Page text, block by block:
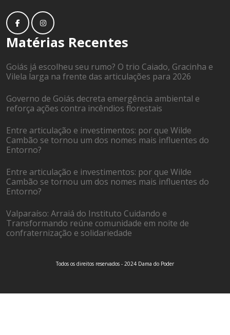
Matérias Recentes
Goiás já escolheu seu rumo? O trio Caiado, Gracinha e
Vilela larga na frente das articulações para 2026
Governo de Goiás decreta emergência ambiental e
reforça ações contra incêndios florestais
Entre articulação e investimentos: por que Wilde
Cambão se tornou um dos nomes mais influentes do
Entorno?
Entre articulação e investimentos: por que Wilde
Cambão se tornou um dos nomes mais influentes do
Entorno?
Valparaíso: Arraiá do Instituto Cuidando e
Transformando reúne comunidade em noite de
confraternização e solidariedade
Todos os direitos reservados - 2024 Dama do Poder